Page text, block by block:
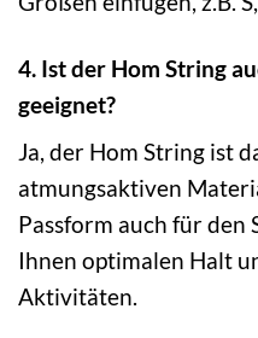
4. Ist der Hom String
geeignet?
Ja, der Hom String ist
atmungsaktiven
Passform auch für den
Ihnen optimalen Halt
Aktivitäten.